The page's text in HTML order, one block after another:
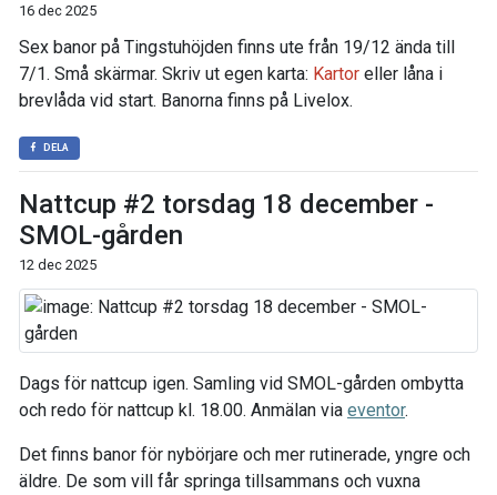
16 dec 2025
Sex banor på Tingstuhöjden finns ute från 19/12 ända till
7/1. Små skärmar. Skriv ut egen karta: Kartor eller låna i
brevlåda vid start. Banorna finns på Livelox.
DELA
Nattcup #2 torsdag 18 december -
SMOL-gården
12 dec 2025
Dags för nattcup igen. Samling vid SMOL-gården ombytta
och redo för nattcup kl. 18.00. Anmälan via eventor.
Det finns banor för nybörjare och mer rutinerade, yngre och
äldre. De som vill får springa tillsammans och vuxna